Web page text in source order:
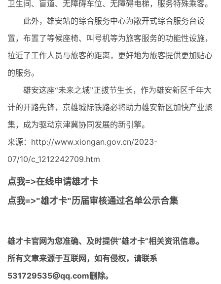
卫生间、盲道、无障碍车位、无障碍电梯，服务特殊乘客。
此外，雄安站的综合服务中心为敞开式综合服务台设
置，布置了等候座椅、叫号机等为旅客服务的功能性设施，
拉近了工作人员与旅客的距离，更好地为旅客提供更加贴心
的服务。
雄安这座“未来之城”正拔节生长，作为雄安新区千年大
计的开路先锋，京雄城际铁路必将助力雄安新区加快产业聚
集，成为驱动京津冀协同发展的新引擎。
来源：http://www.xiongan.gov.cn/2023-
07/10/c_1212242709.htm
点我=>在线申请雄才卡
点我=>"雄才卡"历届审核通过名单公示合集
雄才卡官网为您准确、及时提供“雄才卡”相关资讯信息。
所有文章来源于互联网，如有侵权，请联系
531729535@qq.com删除。